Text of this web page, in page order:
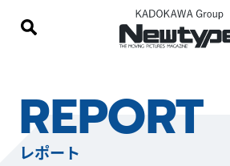
REPORT
レポート